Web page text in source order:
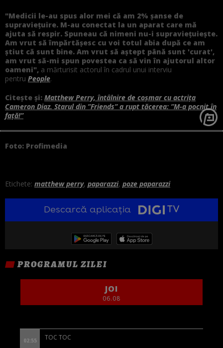
"Medicii le-au spus alor mei că am 2% șanse de
supraviețuire. M-au conectat la un aparat care mă
ajuta să respir. Spuneau că nimeni nu-i supraviețuiește.
Am vrut să împărtășesc cu voi totul abia după ce am
știut că sunt bine. Am vrut să aștept până sunt 'curat',
am vrut să-mi spun povestea ca să vin în ajutorul altor
oameni", a mărturisit actorul în cadrul unui interviu
pentru People.
Citește și: Matthew Perry, întâlnire de coșmar cu actrița
Cameron Diaz. Starul din ”Friends” a rupt tăcerea: ”M-a pocnit în
față!”
Foto: Profimedia
Etichete: matthew perry, paparazzi, poze paparazzi
Descarcă aplicația
PROGRAMUL ZILEI
JOI
06.08
02:55 TOC TOC